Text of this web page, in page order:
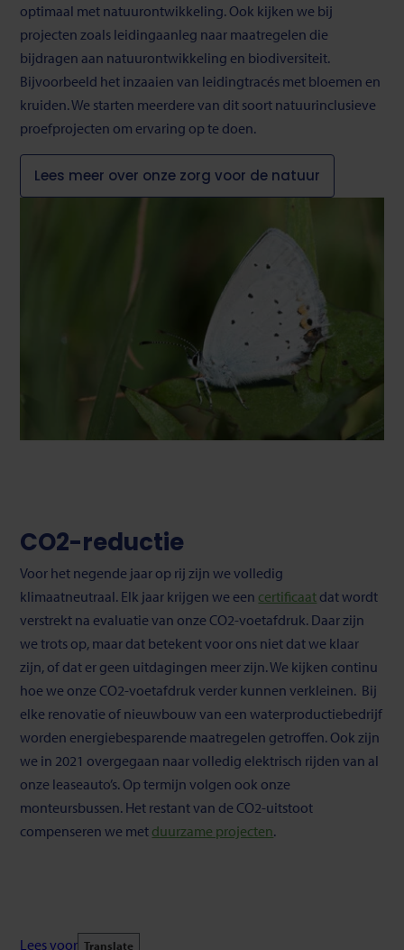
optimaal met natuurontwikkeling. Ook kijken we bij
projecten zoals leidingaanleg naar maatregelen die
bijdragen aan natuurontwikkeling en biodiversiteit.
Bijvoorbeeld het inzaaien van leidingtracés met bloemen en
kruiden. We starten meerdere van dit soort natuurinclusieve
proefprojecten om ervaring op te doen.
Lees meer over onze zorg voor de natuur
CO2-reductie
Voor het negende jaar op rij zijn we volledig
klimaatneutraal. Elk jaar krijgen we een certificaat dat wordt
verstrekt na evaluatie van onze CO2-voetafdruk. Daar zijn
we trots op, maar dat betekent voor ons niet dat we klaar
zijn, of dat er geen uitdagingen meer zijn. We kijken continu
hoe we onze CO2-voetafdruk verder kunnen verkleinen. Bij
elke renovatie of nieuwbouw van een waterproductiebedrijf
worden energiebesparende maatregelen getroffen. Ook zijn
we in 2021 overgegaan naar volledig elektrisch rijden van al
onze leaseauto’s. Op termijn volgen ook onze
monteursbussen. Het restant van de CO2-uitstoot
compenseren we met duurzame projecten.
Lees voor Translate